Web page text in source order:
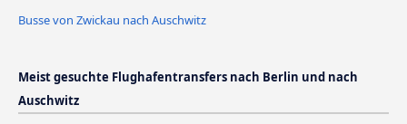
Busse von Zwickau nach Auschwitz
Meist gesuchte Flughafentransfers nach Berlin und nach
Auschwitz